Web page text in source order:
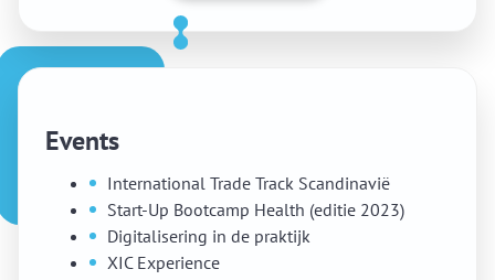
Events
International Trade Track Scandinavië
Start-Up Bootcamp Health (editie 2023)
Digitalisering in de praktijk
XIC Experience